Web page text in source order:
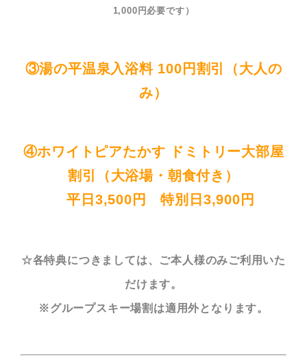
1,000円必要です）
③湯の平温泉入浴料 100円割引（大人の
み）
④ホワイトピアたかす ドミトリー大部屋
割引（大浴場・朝食付き）
平日3,500円 特別日3,900円
☆各特典につきましては、ご本人様のみご利用いた
だけます。
※グループスキー場割は適用外となります。